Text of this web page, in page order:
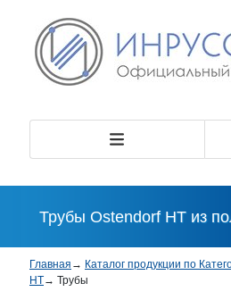
Трубы Ostendorf HT из
Главная → Каталог продукции по
HT→ Трубы